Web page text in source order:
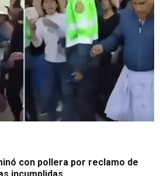
con pollera por reclamo de
incumplidas